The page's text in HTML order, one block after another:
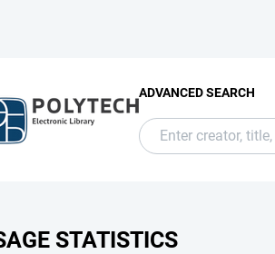
ADVANCED SEARCH
STATISTICS